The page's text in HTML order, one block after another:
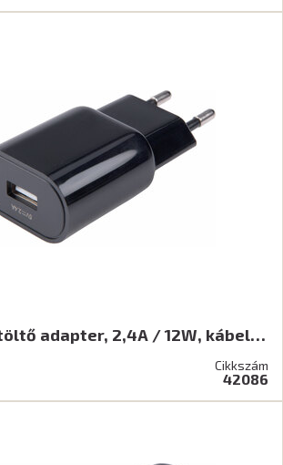
adapter, 2,4A / 12W, kábel…
Cikkszám
42086